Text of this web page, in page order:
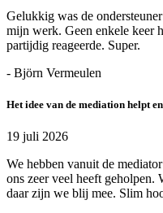
Gelukkig was de
mijn werk. Geen enkele keer
partijdig reageerde. Super.
- Björn Vermeulen
Het idee van de mediation helpt
19 juli 2026
We hebben vanuit de
ons zeer veel heeft geholpen.
daar zijn we blij mee. Slim